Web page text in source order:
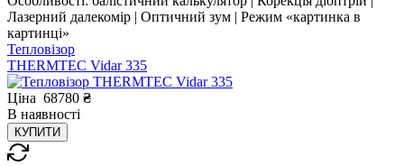
Лазерний далекомір | Оптичний зум | Режим «картинка в
картинці»
Тепловізор
THERMTEC Vidar 335
Ціна 68780 ₴
В наявності
КУПИТИ